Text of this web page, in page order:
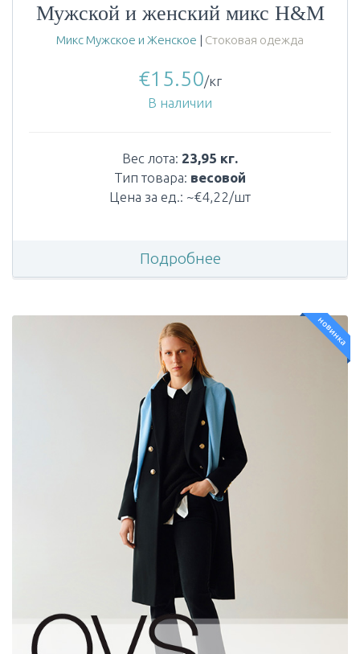
Мужской и женский микс H&M
Микс Мужское и Женское | Стоковая одежда
€15.50/кг
В наличии
Вес лота: 23,95 кг.
Тип товара: весовой
Цена за ед.: ~€4,22/шт
Подробнее
новинка